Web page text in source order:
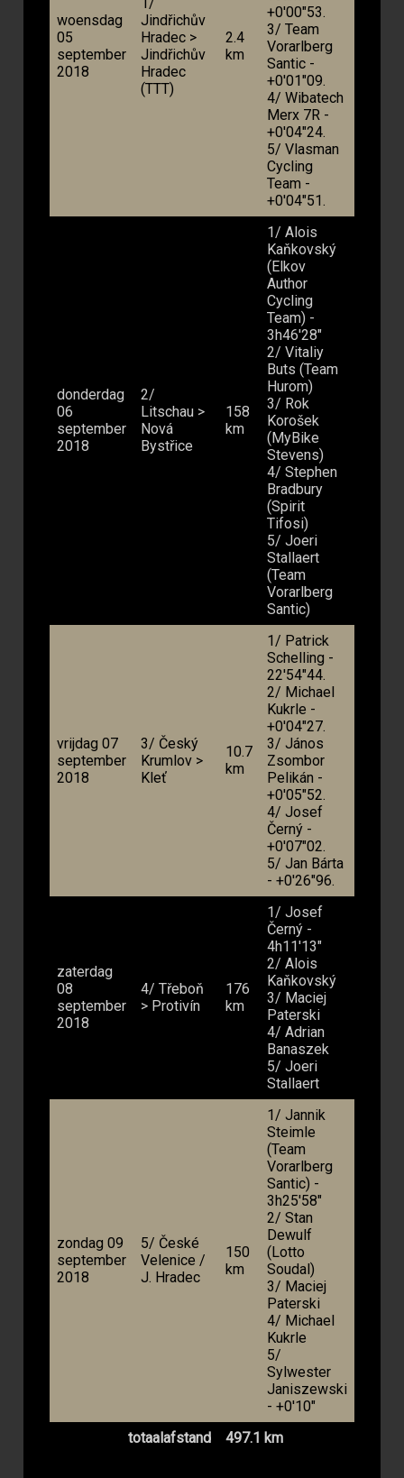
woensdag
05
september
2018
Jindřichův
Hradec >
Jindřichův
Hradec
(TTT)
2.4
km
+0'00"53.
3/ Team
Vorarlberg
Santic -
+0'01"09.
4/ Wibatech
Merx 7R -
+0'04"24.
5/ Vlasman
Cycling
Team -
+0'04"51.
donderdag
06
september
2018
2/
Litschau >
Nová
Bystřice
158
km
1/ Alois
Kaňkovský
(Elkov
Author
Cycling
Team) -
3h46'28"
2/ Vitaliy
Buts (Team
Hurom)
3/ Rok
Korošek
(MyBike
Stevens)
4/ Stephen
Bradbury
(Spirit
Tifosi)
5/ Joeri
Stallaert
(Team
Vorarlberg
Santic)
vrijdag 07
september
2018
3/ Český
Krumlov >
Kleť
10.7
km
1/ Patrick
Schelling -
22'54"44.
2/ Michael
Kukrle -
+0'04"27.
3/ János
Zsombor
Pelikán -
+0'05"52.
4/ Josef
Černý -
+0'07"02.
5/ Jan Bárta
- +0'26"96.
zaterdag
08
september
2018
4/ Třeboň
> Protivín
176
km
1/ Josef
Černý -
4h11'13"
2/ Alois
Kaňkovský
3/ Maciej
Paterski
4/ Adrian
Banaszek
5/ Joeri
Stallaert
zondag 09
september
2018
5/ České
Velenice /
J. Hradec
150
km
1/ Jannik
Steimle
(Team
Vorarlberg
Santic) -
3h25'58"
2/ Stan
Dewulf
(Lotto
Soudal)
3/ Maciej
Paterski
4/ Michael
Kukrle
5/
Sylwester
Janiszewski
- +0'10"
totaalafstand
497.1 km